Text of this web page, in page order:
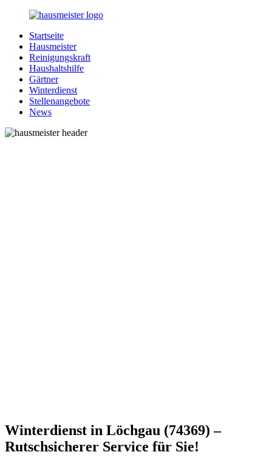
Zurück
Inhalt
Hausmeister.de
Alles
rund
Ihren
Haushalt
Startseite
Hausmeister
Reinigungskraft
Haushaltshilfe
Gärtner
Winterdienst
Stellenangebote
News
Winterdienst in Löchgau (74369) –
Rutschsicherer Service für Sie!